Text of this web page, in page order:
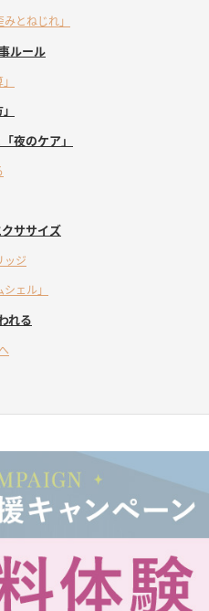
とねじれ」
ルール
夜のケア」
ササイズ
ッジ
ェル」
れる